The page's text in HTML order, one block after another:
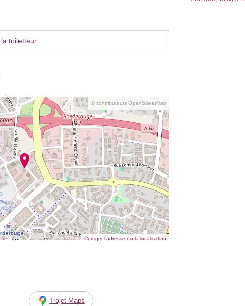
toiletteur
© contributeurs OpenStreetMap
Corriger l’adresse ou la localisation
Trajet Maps